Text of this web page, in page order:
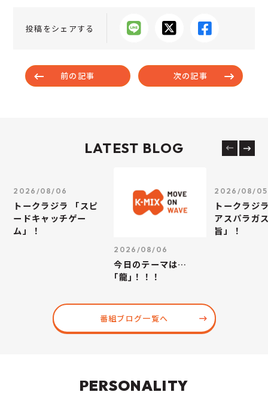
投稿をシェアする
前の記事 次の記事
LATEST BLOG
2026/08/06
トークラジラ 「スピ
ードキャッチゲー
ム」！
2026/08/06
今日のテーマは…
｢龍｣！！！
2026/08/05
トークラジ
アスパラガ
旨」！
番組ブログ一覧へ
PERSONALITY